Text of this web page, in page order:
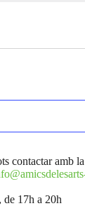
contactar amb la
17h a 20h